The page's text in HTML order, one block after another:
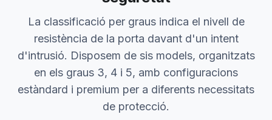
La classificació per graus indica el nivell de
resistència de la porta davant d'un intent
d'intrusió. Disposem de sis models, organitzats
en els graus 3, 4 i 5, amb configuracions
estàndard i premium per a diferents necessitats
de protecció.